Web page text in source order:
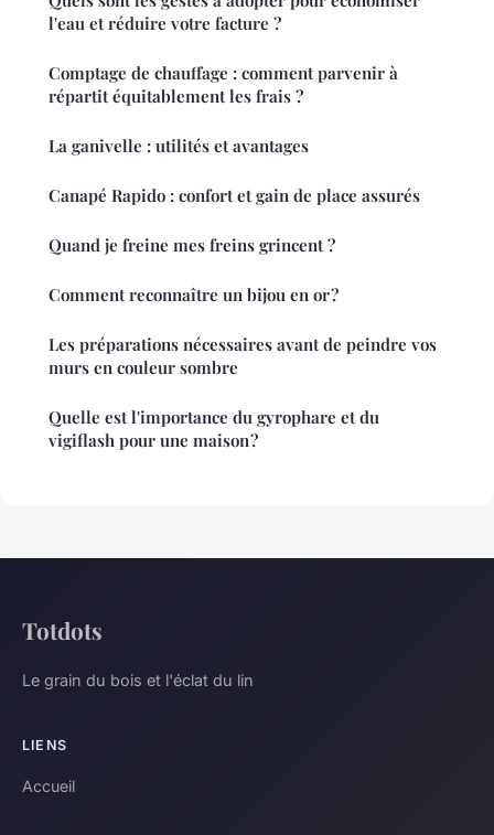
l'eau et réduire votre facture ?
Comptage de chauffage : comment parvenir à
répartit équitablement les frais ?
La ganivelle : utilités et avantages
Canapé Rapido : confort et gain de place assurés
Quand je freine mes freins grincent ?
Comment reconnaître un bijou en or ?
Les préparations nécessaires avant de peindre vos
murs en couleur sombre
Quelle est l'importance du gyrophare et du
vigiflash pour une maison ?
Totdots
Le grain du bois et l'éclat du lin
LIENS
Accueil